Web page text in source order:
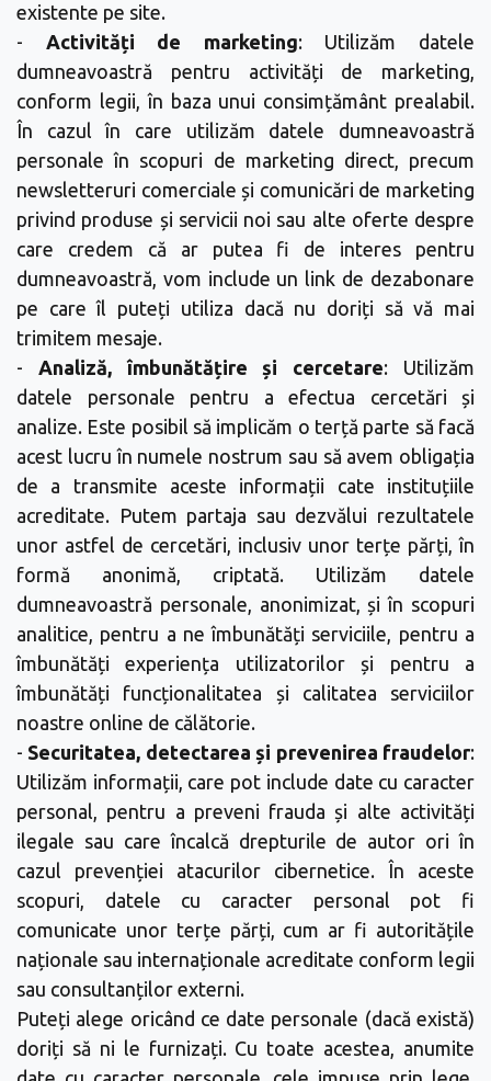
existente pe site.
- Activități de marketing: Utilizăm datele
dumneavoastră pentru activități de marketing,
conform legii, în baza unui consimțământ prealabil.
În cazul în care utilizăm datele dumneavoastră
personale în scopuri de marketing direct, precum
newsletteruri comerciale și comunicări de marketing
privind produse și servicii noi sau alte oferte despre
care credem că ar putea fi de interes pentru
dumneavoastră, vom include un link de dezabonare
pe care îl puteți utiliza dacă nu doriți să vă mai
trimitem mesaje.
- Analiză, îmbunătățire și cercetare: Utilizăm
datele personale pentru a efectua cercetări și
analize. Este posibil să implicăm o terță parte să facă
acest lucru în numele nostrum sau să avem obligația
de a transmite aceste informații cate instituțiile
acreditate. Putem partaja sau dezvălui rezultatele
unor astfel de cercetări, inclusiv unor terțe părți, în
formă anonimă, criptată. Utilizăm datele
dumneavoastră personale, anonimizat, și în scopuri
analitice, pentru a ne îmbunătăți serviciile, pentru a
îmbunătăți experiența utilizatorilor și pentru a
îmbunătăți funcționalitatea și calitatea serviciilor
noastre online de călătorie.
- Securitatea, detectarea și prevenirea fraudelor:
Utilizăm informații, care pot include date cu caracter
personal, pentru a preveni frauda și alte activități
ilegale sau care încalcă drepturile de autor ori în
cazul prevenției atacurilor cibernetice. În aceste
scopuri, datele cu caracter personal pot fi
comunicate unor terțe părți, cum ar fi autoritățile
naționale sau internaționale acreditate conform legii
sau consultanților externi.
Puteți alege oricând ce date personale (dacă există)
doriți să ni le furnizați. Cu toate acestea, anumite